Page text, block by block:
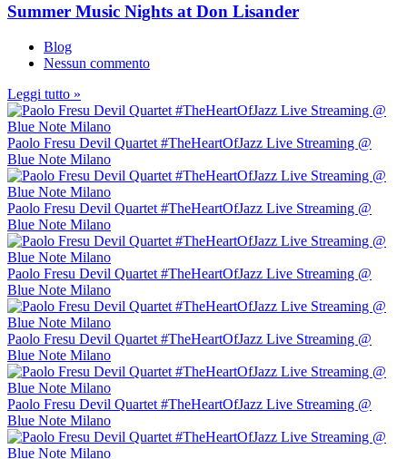
Summer Music Nights at Don Lisander
Blog
Nessun commento
Leggi tutto »
Paolo Fresu Devil Quartet #TheHeartOfJazz Live Streaming @
Blue Note Milano
Paolo Fresu Devil Quartet #TheHeartOfJazz Live Streaming @
Blue Note Milano
Paolo Fresu Devil Quartet #TheHeartOfJazz Live Streaming @
Blue Note Milano
Paolo Fresu Devil Quartet #TheHeartOfJazz Live Streaming @
Blue Note Milano
Paolo Fresu Devil Quartet #TheHeartOfJazz Live Streaming @
Blue Note Milano